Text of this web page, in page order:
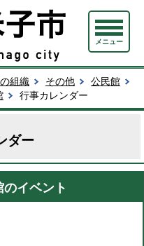
メニュー
組織 その他
公民館
行事カレンダー
ダー
イベント